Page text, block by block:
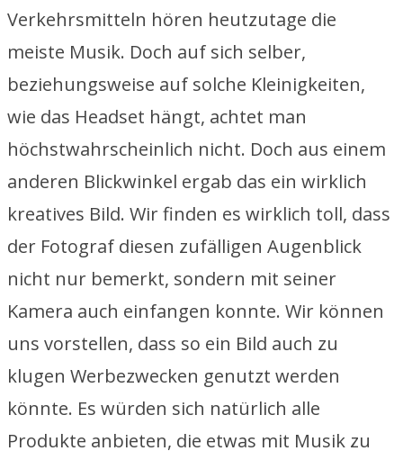
Verkehrsmitteln hören heutzutage die
meiste Musik. Doch auf sich selber,
beziehungsweise auf solche Kleinigkeiten,
wie das Headset hängt, achtet man
höchstwahrscheinlich nicht. Doch aus einem
anderen Blickwinkel ergab das ein wirklich
kreatives Bild. Wir finden es wirklich toll, dass
der Fotograf diesen zufälligen Augenblick
nicht nur bemerkt, sondern mit seiner
Kamera auch einfangen konnte. Wir können
uns vorstellen, dass so ein Bild auch zu
klugen Werbezwecken genutzt werden
könnte. Es würden sich natürlich alle
Produkte anbieten, die etwas mit Musik zu